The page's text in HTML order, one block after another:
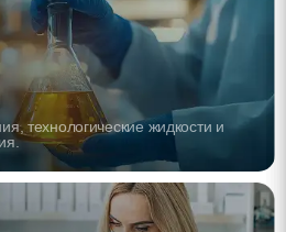
технологические жидкости и